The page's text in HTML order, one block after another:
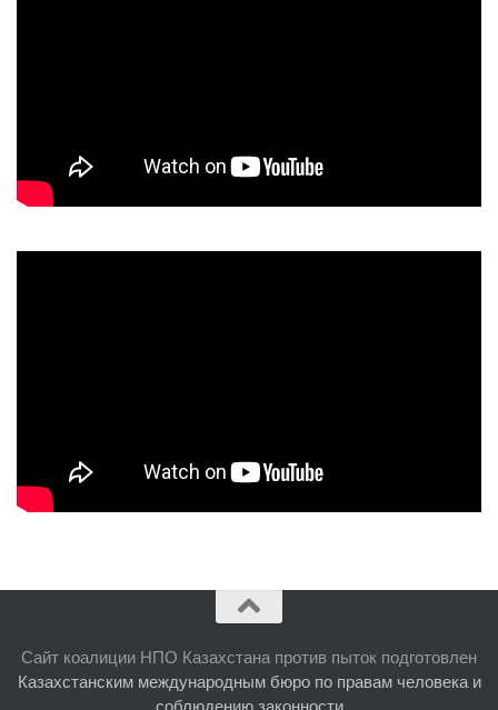
Сайт коалиции НПО Казахстана против пыток подготовлен
Казахстанским международным бюро по правам человека и
соблюдению законности